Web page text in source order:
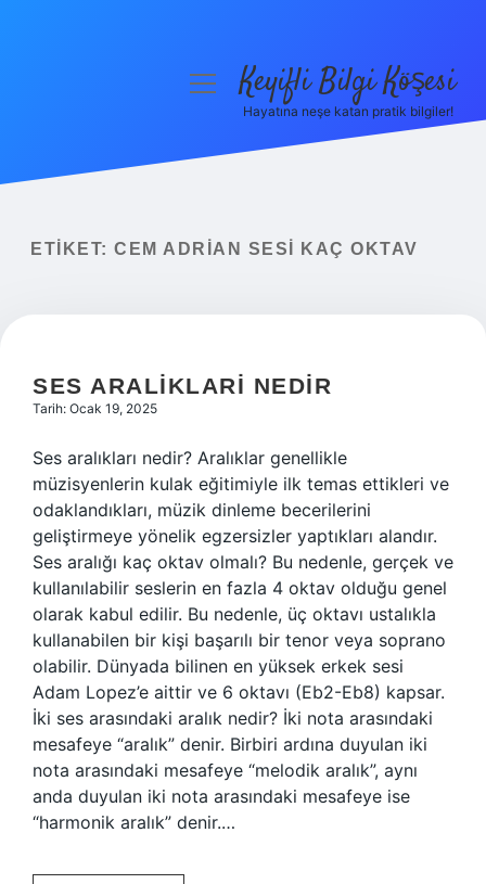
Yasal Uyarı
menüyüKeyifli Bilgi Köşesi
Hayatına neşe katan pratik bilgiler!
ETIKET: CEM ADRIAN SESI KAÇ OKTAV
SES ARALIKLARI NEDIR
Tarih: Ocak 19, 2025
Ses aralıkları nedir? Aralıklar genellikle
müzisyenlerin kulak eğitimiyle ilk temas ettikleri ve
odaklandıkları, müzik dinleme becerilerini
geliştirmeye yönelik egzersizler yaptıkları alandır.
Ses aralığı kaç oktav olmalı? Bu nedenle, gerçek ve
kullanılabilir seslerin en fazla 4 oktav olduğu genel
olarak kabul edilir. Bu nedenle, üç oktavı ustalıkla
kullanabilen bir kişi başarılı bir tenor veya soprano
olabilir. Dünyada bilinen en yüksek erkek sesi
Adam Lopez’e aittir ve 6 oktavı (Eb2-Eb8) kapsar.
İki ses arasındaki aralık nedir? İki nota arasındaki
mesafeye “aralık” denir. Birbiri ardına duyulan iki
nota arasındaki mesafeye “melodik aralık”, aynı
anda duyulan iki nota arasındaki mesafeye ise
“harmonik aralık” denir.…